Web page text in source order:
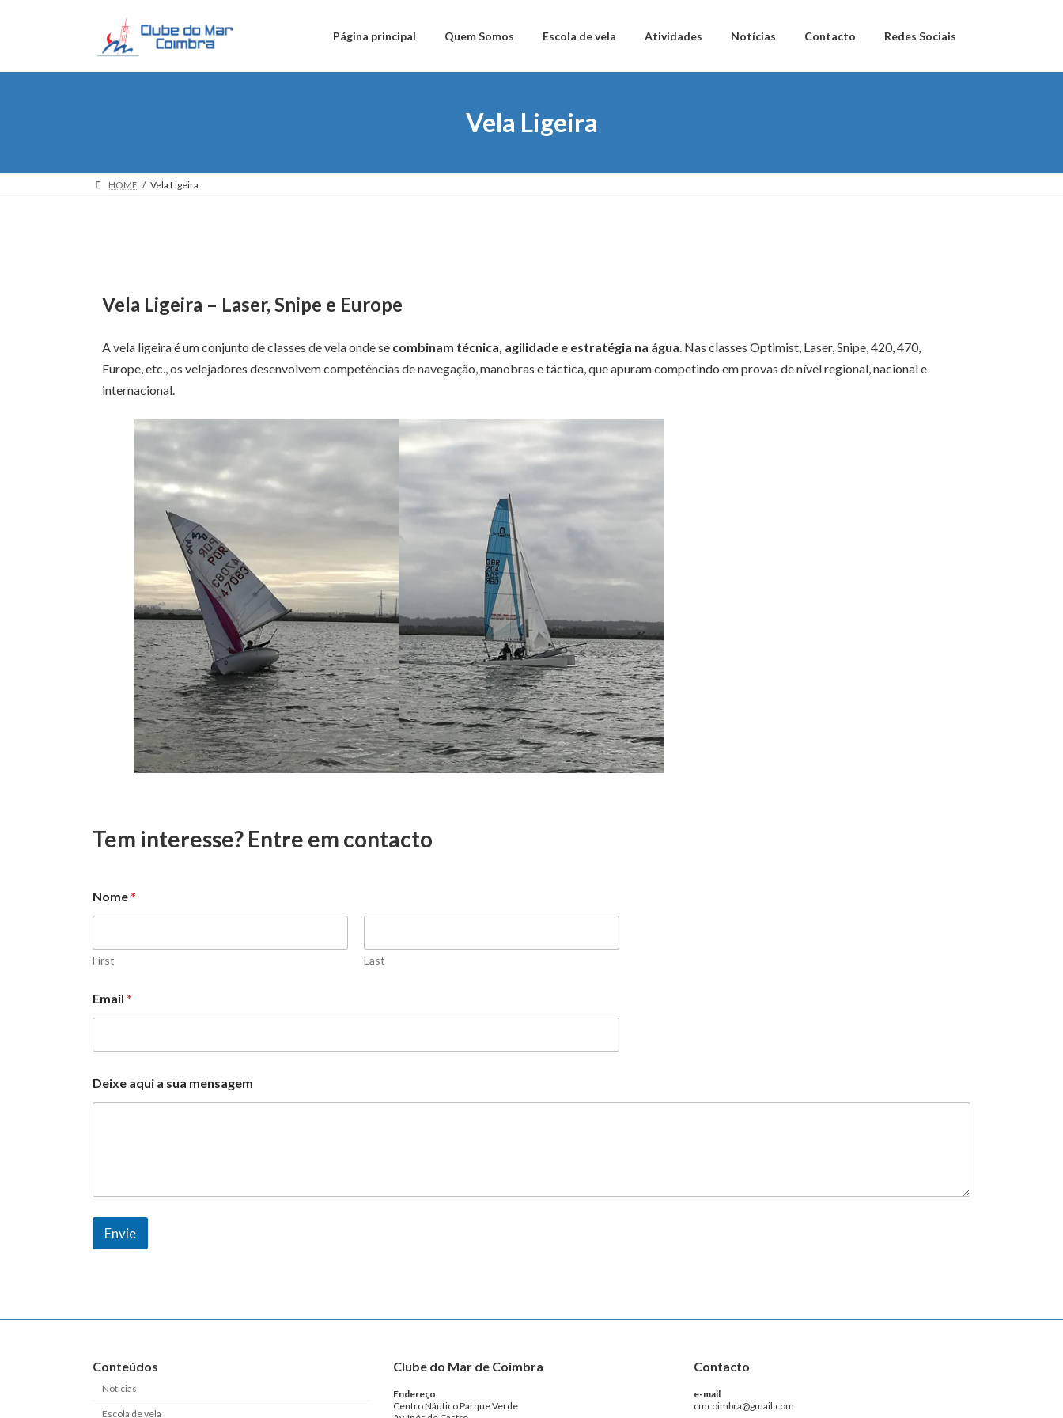
Página principal Quem Somos Escola de vela Atividades Notícias Contacto Redes Sociais
Vela Ligeira
HOME Vela Ligeira
Vela Ligeira – Laser, Snipe e Europe
A vela ligeira é um conjunto de classes de vela onde se combinam técnica, agilidade e estratégia na água . Nas classes Optimist, Laser, Snipe, 420, 470,
Europe, etc., os velejadores desenvolvem competências de navegação, manobras e táctica, que apuram competindo em provas de nível regional, nacional e
internacional.
Tem interesse? Entre em contacto
Nome*
First Last
u
a
a
i
l
Email *
Deixe aqui a sua mensagem
Envie
Conteúdos
Notícias
Escola de vela
Clube do Mar de Coimbra
Endereço
Centro Náutico Parque Verde
Contacto
e-mail
cmcoimbra@gmail.com